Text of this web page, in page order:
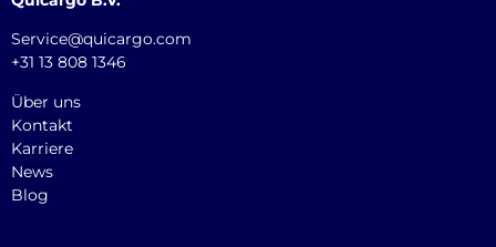
Service@quicargo.com
+31 13 808 1346
Über uns
Kontakt
Karriere
News
Blog